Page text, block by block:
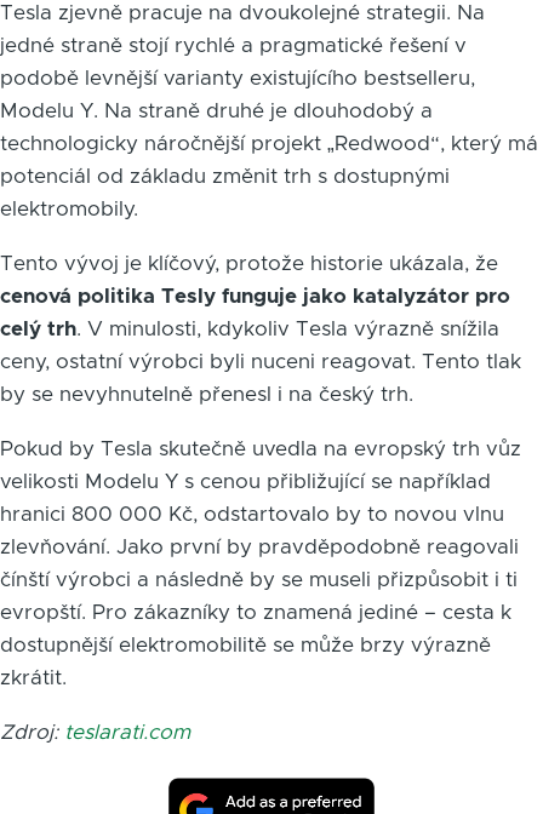
Tesla zjevně pracuje na dvoukolejné strategii. Na
jedné straně stojí rychlé a pragmatické řešení v
podobě levnější varianty existujícího bestselleru,
Modelu Y. Na straně druhé je dlouhodobý a
technologicky náročnější projekt „Redwood“, který má
potenciál od základu změnit trh s dostupnými
elektromobily.
Tento vývoj je klíčový, protože historie ukázala, že
cenová politika Tesly funguje jako katalyzátor pro
celý trh. V minulosti, kdykoliv Tesla výrazně snížila
ceny, ostatní výrobci byli nuceni reagovat. Tento tlak
by se nevyhnutelně přenesl i na český trh.
Pokud by Tesla skutečně uvedla na evropský trh vůz
velikosti Modelu Y s cenou přibližující se například
hranici 800 000 Kč, odstartovalo by to novou vlnu
zlevňování. Jako první by pravděpodobně reagovali
čínští výrobci a následně by se museli přizpůsobit i ti
evropští. Pro zákazníky to znamená jediné – cesta k
dostupnější elektromobilitě se může brzy výrazně
zkrátit.
Zdroj: teslarati.com